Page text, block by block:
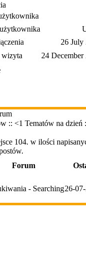
26 July
wizyta
24
:: <1 Tematów na dzień
104. w ilości
Forum
- Searching26-